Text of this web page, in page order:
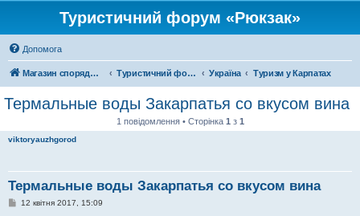
Туристичний форум «Рюкзак»
Допомога
Магазин спорядження Туристичний форум «Рюкзак» Україна Туризм у Карпатах
Термальные воды Закарпатья со вкусом вина
1 повідомлення • Сторінка 1 з 1
viktoryauzhgorod
Термальные воды Закарпатья со вкусом вина
П12 квітня 2017, 15:09